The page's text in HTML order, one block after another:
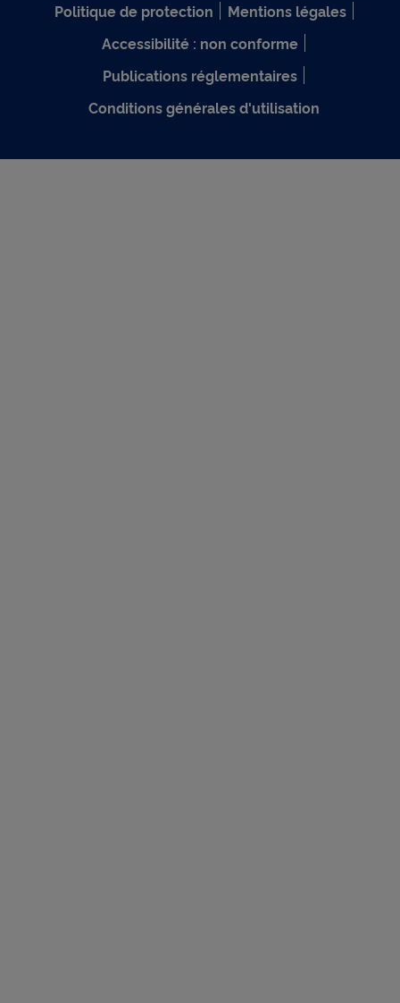
Politique de protection
Mentions légales
Accessibilité : non conforme
Publications réglementaires
Conditions générales d'utilisation